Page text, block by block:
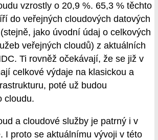
vzrostly o 20,9 %. 65,3 % těchto
do veřejných cloudových datových
jako úvodní údaj o celkových
veřejných cloudů) z aktuálních
Ti rovněž očekávají, že se již v
celkové výdaje na klasickou a
poté už budou
cloudu.
a cloudové služby je patrný i v
I proto se aktuálnímu vývoji v této